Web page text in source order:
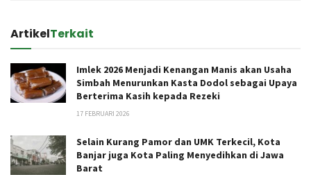
ArtikelTerkait
Imlek 2026 Menjadi Kenangan Manis akan Usaha
Simbah Menurunkan Kasta Dodol sebagai Upaya
Berterima Kasih kepada Rezeki
17 FEBRUARI 2026
Selain Kurang Pamor dan UMK Terkecil, Kota
Banjar juga Kota Paling Menyedihkan di Jawa
Barat